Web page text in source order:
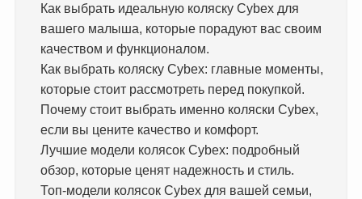
Как выбрать идеальную коляску Cybex для
вашего малыша, которые порадуют вас своим
качеством и функционалом.
Как выбрать коляску Cybex: главные моменты,
которые стоит рассмотреть перед покупкой.
Почему стоит выбрать именно коляски Cybex,
если вы цените качество и комфорт.
Лучшие модели колясок Cybex: подробный
обзор, которые ценят надежность и стиль.
Топ-модели колясок Cybex для вашей семьи,